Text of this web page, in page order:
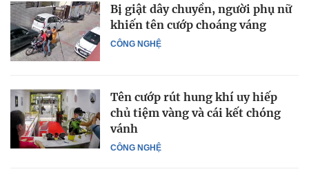
CÔNG NGHỆ
Bị giật dây chuyền, người phụ nữ
khiến tên cướp choáng váng
CÔNG NGHỆ
Tên cướp rút hung khí uy hiếp
chủ tiệm vàng và cái kết chóng
vánh